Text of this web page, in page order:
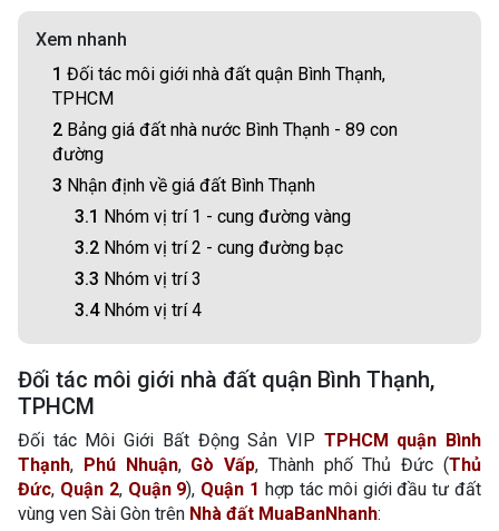
Xem nhanh
1 Đối tác môi giới nhà đất quận Bình Thạnh,
TPHCM
2 Bảng giá đất nhà nước Bình Thạnh - 89 con
đường
3 Nhận định về giá đất Bình Thạnh
3.1 Nhóm vị trí 1 - cung đường vàng
3.2 Nhóm vị trí 2 - cung đường bạc
3.3 Nhóm vị trí 3
3.4Nhóm vị trí 4
Đối tác môi giới nhà đất quận Bình Thạnh,
TPHCM
Đối tác Môi Giới Bất Động Sản VIP TPHCM quận Bình
Thạnh, Phú Nhuận, Gò Vấp, Thành phố Thủ Đức (Thủ
Đức, Quận 2, Quận 9), Quận 1 hợp tác môi giới đầu tư đất
vùng ven Sài Gòn trên Nhà đất MuaBanNhanh: